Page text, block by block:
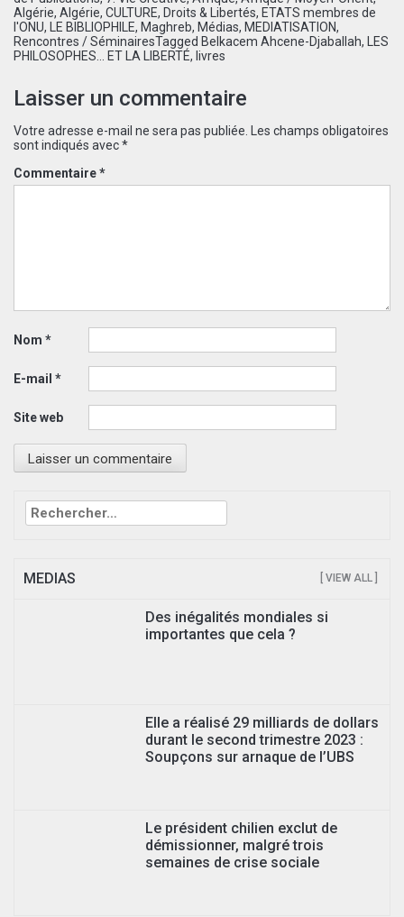
Algérie, Algérie, CULTURE, Droits & Libertés, ETATS membres de
l'ONU, LE BIBLIOPHILE, Maghreb, Médias, MEDIATISATION,
Rencontres / SéminairesTagged Belkacem Ahcene-Djaballah,
LES
PHILOSOPHES... ET LA LIBERTÉ, livres
Laisser un commentaire
Votre adresse e-mail ne sera pas publiée.
Les champs obligatoires
sont indiqués avec*
Commentaire*
Nom *
E-mail *
Site web
Rechercher :
MEDIAS [ VIEW ALL ]
Des inégalités mondiales si
importantes que cela ?
Elle a réalisé 29 milliards de dollars
durant le second trimestre 2023 :
Soupçons sur arnaque de l’UBS
Le président chilien exclut de
démissionner, malgré trois
semaines de crise sociale